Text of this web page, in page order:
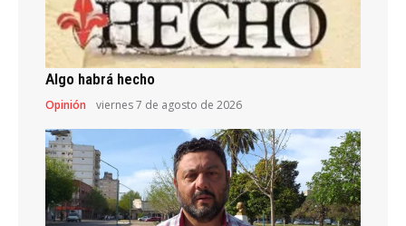
Algo habrá hecho
Opinión viernes 7 de agosto de 2026